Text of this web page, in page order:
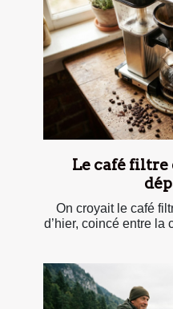
Le café
On croyait le café
d’hier, coincé entre la